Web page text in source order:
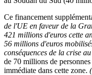
Ce financement
de l'UE en faveur de la
421 millions d'euros cette
56 millions d'euros
conséquences de la crise
de 70 millions de
immédiate dans cette zone.